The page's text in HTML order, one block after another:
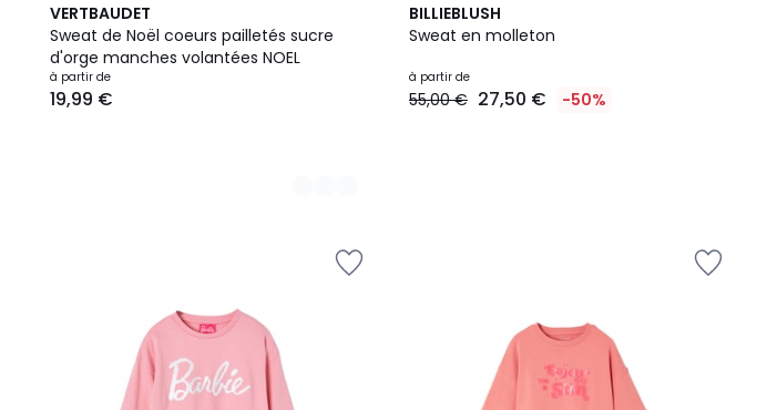
VERTBAUDET
Sweat de Noël coeurs pailletés sucre
d'orge manches volantées NOEL
à partir de
19,99 €
2
Couleurs
BILLIEBLUSH
Sweat en molleton
à partir de
55,00 € 27,50 € -50%